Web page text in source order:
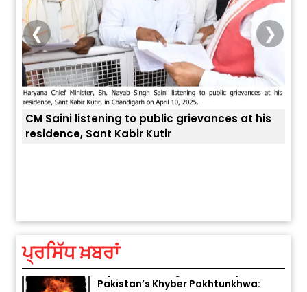
CM Saini listening to public grievances at his
residence, Sant Kabir Kutir
❮ ❯
ਪ੍ਰਸਿੱਧ ਖ਼ਬਰਾਂ
August 5, 2026 6:23 AM
Explosion During Peace Rally in
Pakistan’s Khyber Pakhtunkhwa:
7 Killed, 18 Injured